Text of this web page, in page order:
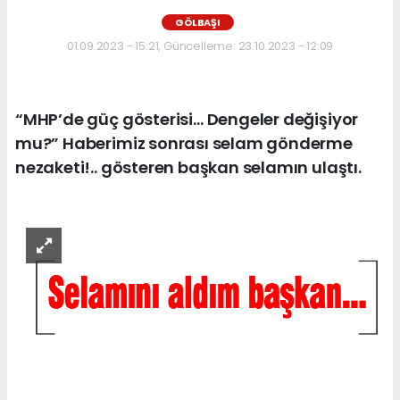
GÖLBAŞI
01.09.2023 - 15:21, Güncelleme: 23.10.2023 - 12:09
“MHP’de güç gösterisi… Dengeler değişiyor
mu?” Haberimiz sonrası selam gönderme
nezaketi!.. gösteren başkan selamın ulaştı.